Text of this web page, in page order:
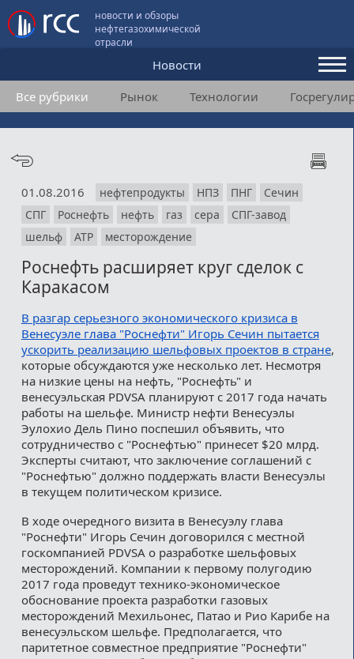
новости и обзоры
нефтегазохимической
отрасли
Новости
Аналитика и мнения
Конференции
Подписка
Контакты
Все рубрики Рынок Технологии
01.08.2016 нефтепродукты НПЗ ПНГ
Сечин
СПГ
Роснефть нефть газ сера
СПГ-завод
шельф
АТР месторождение
Роснефть расширяет круг сделок с
Каракасом
В разгар серьезного экономического кризиса в
Венесуэле глава "Роснефти" Игорь Сечин пытается
ускорить реализацию шельфовых проектов в стране,
которые обсуждаются уже несколько лет. Несмотря
на низкие цены на нефть, "Роснефть" и
венесуэльская PDVSA планируют с 2017 года начать
работы на шельфе. Министр нефти Венесуэлы
Эулохио Дель Пино поспешил объявить, что
сотрудничество с "Роснефтью" принесет $20 млрд.
Эксперты считают, что заключение соглашений с
"Роснефтью" должно поддержать власти Венесуэлы
в текущем политическом кризисе.
В ходе очередного визита в Венесуэлу глава
"Роснефти" Игорь Сечин договорился с местной
госкомпанией PDVSA о разработке шельфовых
месторождений. Компании к первому полугодию
2017 года проведут технико-экономическое
обоснование проекта разработки газовых
месторождений Мехильонес, Патао и Рио Карибе на
венесуэльском шельфе. Предполагается, что
паритетное совместное предприятие "Роснефти"